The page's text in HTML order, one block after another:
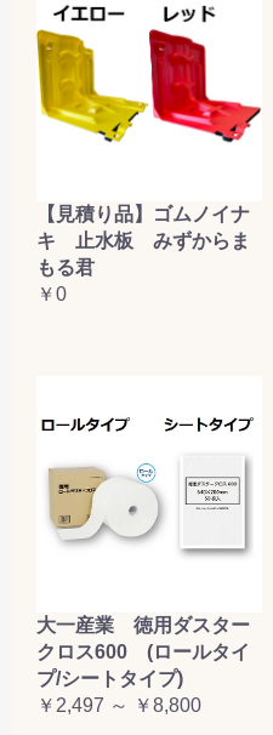
【見積り品】ゴムノイナ
キ 止水板 みずからま
もる君
￥0
大一産業 徳用ダスター
クロス600 (ロールタイ
プ/シートタイプ)
￥2,497 ～ ￥8,800